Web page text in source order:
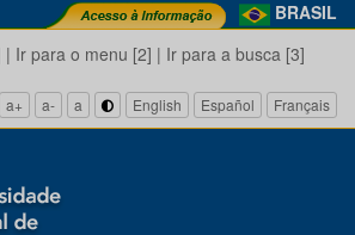
BRASIL
| Ir para o menu [2] | Ir para a busca [3]
a+ a- a English Español Français